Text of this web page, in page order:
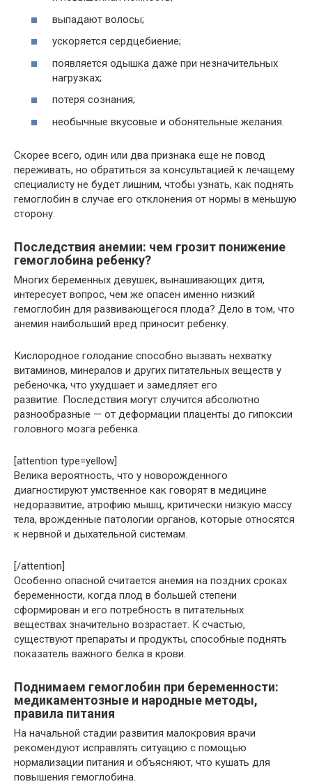
выпадают волосы;
ускоряется сердцебиение;
появляется одышка даже при незначительных
нагрузках;
потеря сознания;
необычные вкусовые и обонятельные желания.
Скорее всего, один или два признака еще не повод
переживать, но обратиться за консультацией к лечащему
специалисту не будет лишним, чтобы узнать, как поднять
гемоглобин в случае его отклонения от нормы в меньшую
сторону.
Последствия анемии: чем грозит понижение
гемоглобина ребенку?
Многих беременных девушек, вынашивающих дитя,
интересует вопрос, чем же опасен именно низкий
гемоглобин для развивающегося плода? Дело в том, что
анемия наибольший вред приносит ребенку.
Кислородное голодание способно вызвать нехватку
витаминов, минералов и других питательных веществ у
ребеночка, что ухудшает и замедляет его
развитие. Последствия могут случится абсолютно
разнообразные — от деформации плаценты до гипоксии
головного мозга ребенка.
[attention type=yellow]
Велика вероятность, что у новорожденного
диагностируют умственное как говорят в медицине
недоразвитие, атрофию мышц, критически низкую массу
тела, врожденные патологии органов, которые относятся
к нервной и дыхательной системам.
[/attention]
Особенно опасной считается анемия на поздних сроках
беременности, когда плод в большей степени
сформирован и его потребность в питательных
веществах значительно возрастает. К счастью,
существуют препараты и продукты, способные поднять
показатель важного белка в крови.
Поднимаем гемоглобин при беременности:
медикаментозные и народные методы,
правила питания
На начальной стадии развития малокровия врачи
рекомендуют исправлять ситуацию с помощью
нормализации питания и объясняют, что кушать для
повышения гемоглобина.